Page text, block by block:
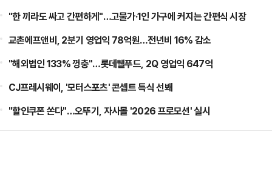
"한 끼라도 싸고 간편하게"…고물가·1인 가구에 커지는 간편식 시장
교촌에프앤비, 2분기 영업익 78억원…전년비 16% 감소
"해외법인 133% 껑충"…롯데웰푸드, 2Q 영업익 647억
CJ프레시웨이, '모터스포츠' 콘셉트 특식 선봬
"할인쿠폰 쏜다"…오뚜기, 자사몰 '2026 프로모션' 실시